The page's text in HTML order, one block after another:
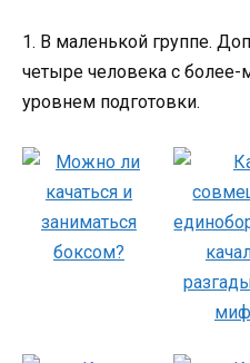
1. В маленькой группе.
четыре человека с
уровнем подготовки.